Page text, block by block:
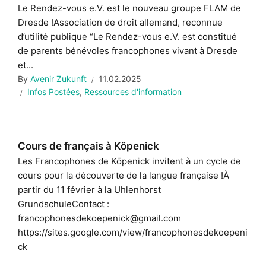
Le Rendez-vous e.V. est le nouveau groupe FLAM de
Dresde !Association de droit allemand, reconnue
d’utilité publique “Le Rendez-vous e.V. est constitué
de parents bénévoles francophones vivant à Dresde
et...
By Avenir Zukunft
11.02.2025
Infos Postées, Ressources d'information
Cours de français à Köpenick
Les Francophones de Köpenick invitent à un cycle de
cours pour la découverte de la langue française !À
partir du 11 février à la Uhlenhorst
GrundschuleContact :
francophonesdekoepenick@gmail.com
https://sites.google.com/view/francophonesdekoepeni
ck